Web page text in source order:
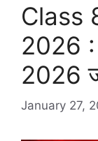
Class
2026 :
2026
January 27,